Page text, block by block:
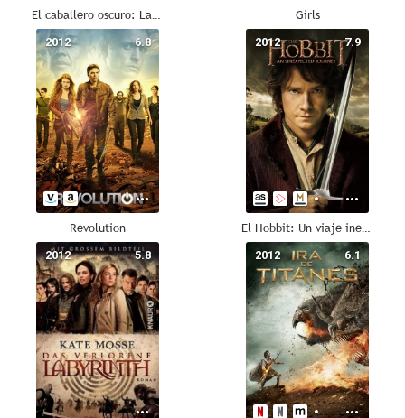
El caballero oscuro: La leyenda renace Girls
6.8
2012
Revolution
7.9
2012
El Hobbit: Un viaje inesperado
5.8
2012 6.1
2012